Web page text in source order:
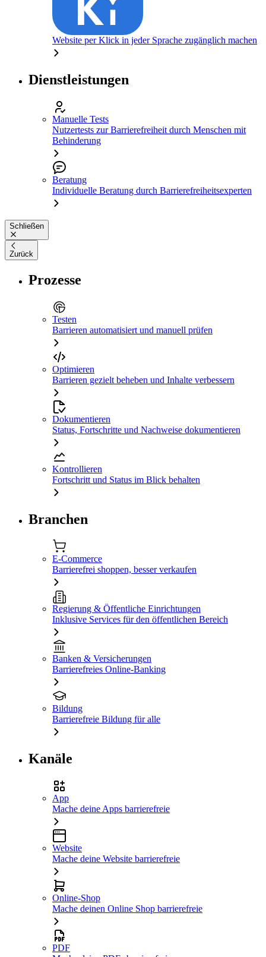
Website per Klick in jeder Sprache zugänglich machen
Dienstleistungen
Manuelle Tests
Nutzertests zur Barrierefreiheit durch Menschen mit
Behinderung
Beratung
Individuelle Beratung durch Barrierefreiheitsexperten
Schließen
Zurück
Prozesse
Testen
Barrieren automatisiert und manuell prüfen
Optimieren
Barrieren gezielt beheben und Inhalte verbessern
Dokumentieren
Status, Fortschritte und Nachweise dokumentieren
Kontrollieren
Fortschritt und Status im Blick behalten
Branchen
E-Commerce
Barrierefrei shoppen, besser verkaufen
Regierung & Öffentliche Einrichtungen
Inklusive Services für den öffentlichen Bereich
Banken & Versicherungen
Barrierefreies Online-Banking
Bildung
Barrierefreie Bildung für alle
Kanäle
App
Mache deine Apps barrierefreie
Website
Mache deine Website barrierefreie
Online-Shop
Mache deinen Online Shop barrierefreie
PDF